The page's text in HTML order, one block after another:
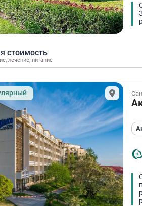
стоимость
, лечение, питание